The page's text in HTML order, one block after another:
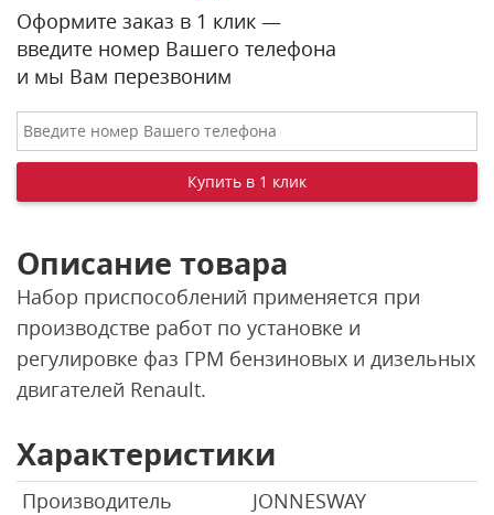
Оформите заказ в 1 клик —
введите номер Вашего телефона
и мы Вам перезвоним
Описание товара
Набор приспособлений применяется при
производстве работ по установке и
регулировке фаз ГРМ бензиновых и дизельных
двигателей Renault.
Характеристики
Производитель JONNESWAY